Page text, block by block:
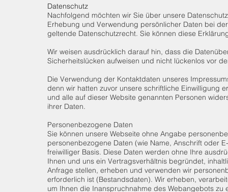
Datenschutz
Nachfolgend möchten wir Sie über unsere
Erhebung und Verwendung persönlicher Daten bei
geltende Datenschutzrecht. Sie können diese
Wir weisen ausdrücklich darauf hin, dass die
Sicherheitslücken aufweisen und nicht lückenlos vor
Die Verwendung der Kontaktdaten unseres
denn wir hatten zuvor unsere schriftliche Einwilligung
und alle auf dieser Website genannten Personen
ihrer Daten.
Personenbezogene Daten
Sie können unsere Webseite ohne Angabe
personenbezogene Daten (wie Name, Anschrift oder
freiwilliger Basis. Diese Daten werden ohne Ihre
Ihnen und uns ein Vertragsverhältnis begründet,
Anfrage stellen, erheben und verwenden wir
erforderlich ist (Bestandsdaten). Wir erheben,
um Ihnen die Inanspruchnahme des Webangebots